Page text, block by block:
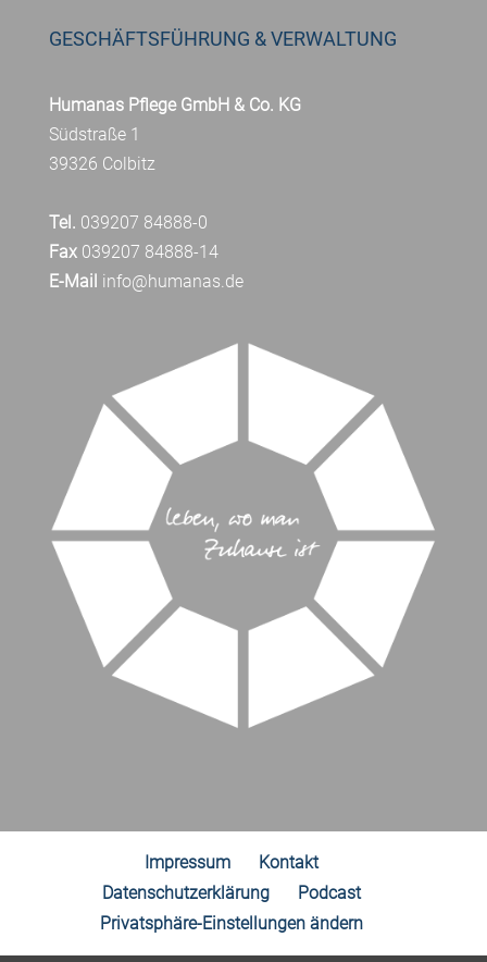
GESCHÄFTSFÜHRUNG & VERWALTUNG
Humanas Pflege GmbH & Co. KG
Südstraße 1
39326 Colbitz
Tel. 039207 84888-0
Fax039207 84888-14
E-Mail info@humanas.de
Impressum
Kontakt
Datenschutzerklärung
Podcast
Privatsphäre-Einstellungen ändern